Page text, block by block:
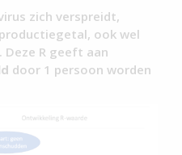
zich verspreidt,
ook wel
R geeft aan
door 1 persoon worden